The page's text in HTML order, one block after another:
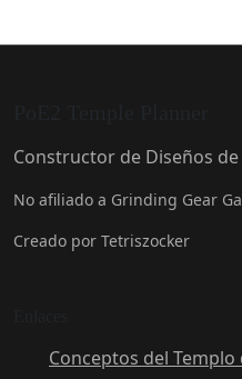
Constructor de Diseños
No afiliado a Grinding Gear
Creado por Tetriszocker
Conceptos del Templo